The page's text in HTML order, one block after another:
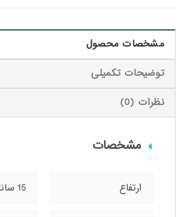
مشخصات محصول
توضیحات تکمیلی
نظرات (0)
مشخصات
ارتفاع 15 سانتی‌متر